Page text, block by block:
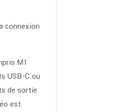
connexion
M1
USB-C ou
de sortie
est